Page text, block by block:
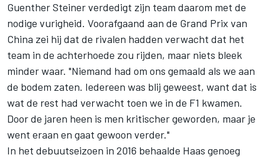
Guenther Steiner verdedigt zijn team daarom met de
nodige vurigheid. Voorafgaand aan de Grand Prix van
China zei hij dat de rivalen hadden verwacht dat het
team in de achterhoede zou rijden, maar niets bleek
minder waar. "Niemand had om ons gemaald als we aan
de bodem zaten. Iedereen was blij geweest, want dat is
wat de rest had verwacht toen we in de F1 kwamen.
Door de jaren heen is men kritischer geworden, maar je
went eraan en gaat gewoon verder."
In het debuutseizoen in 2016 behaalde Haas genoeg